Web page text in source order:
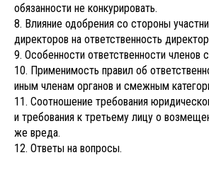
обязанности не конкурировать.
8. Влияние одобрения со стороны
директоров на ответственность
9. Особенности ответственности членов
10. Применимость правил об
иным членам органов и смежным
11. Соотношение требования
и требования к третьему лицу о
же вреда.
12. Ответы на вопросы.